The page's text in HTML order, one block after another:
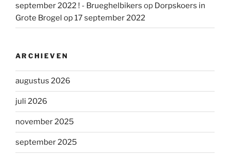
september 2022 ! - Brueghelbikers op Dorpskoers in
Grote Brogel op 17 september 2022
ARCHIEVEN
augustus 2026
juli 2026
november 2025
september 2025